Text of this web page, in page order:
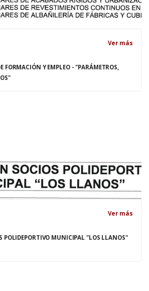
Ver más
FORMACIÓN Y EMPLEO - "PARÁMETROS,
Ver más
POLIDEPORTIVO MUNICIPAL "LOS LLANOS"